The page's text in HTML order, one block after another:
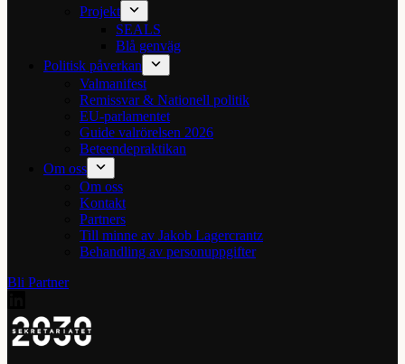
Projekt
SEALS
Blå genväg
Politisk påverkan
Valmanifest
Remissvar & Nationell politik
EU-parlamentet
Guide valrörelsen 2026
Beteendepraktikan
Om oss
Om oss
Kontakt
Partners
Till minne av Jakob Lagercrantz
Behandling av personuppgifter
Bli Partner